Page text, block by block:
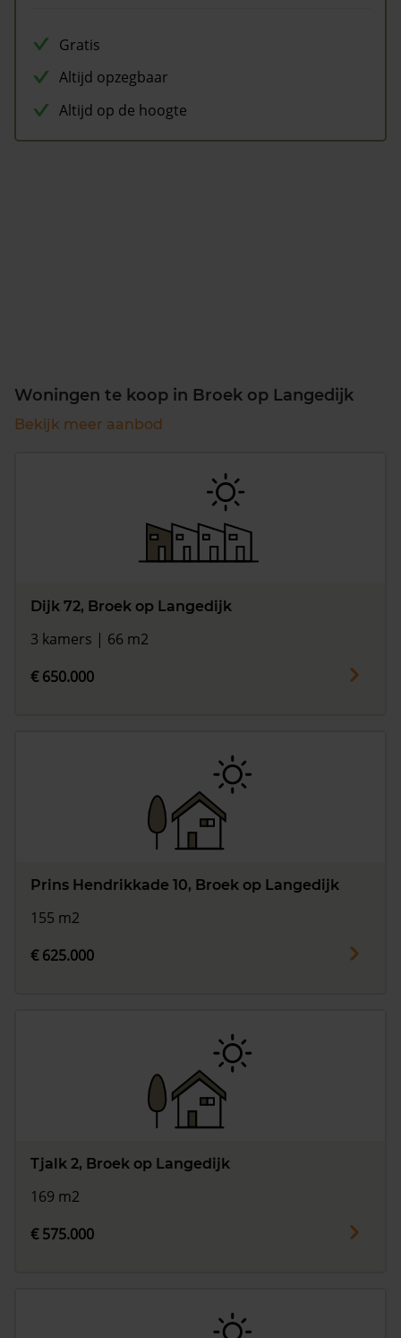
Gratis
Altijd opzegbaar
Altijd op de hoogte
Woningen te koop in Broek op Langedijk
Bekijk meer aanbod
Dijk 72, Broek op Langedijk
3 kamers | 66 m2
€ 650.000
Prins Hendrikkade 10, Broek op Langedijk
155 m2
€ 625.000
Tjalk 2, Broek op Langedijk
169 m2
€ 575.000